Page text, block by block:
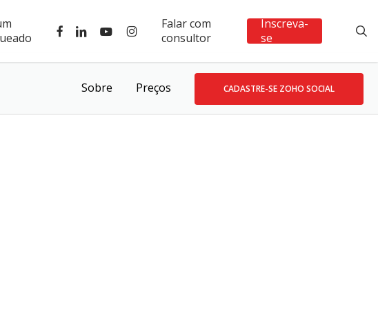
Falar com
consultor
Inscreva-
se
facebooklinkedinyoutubeinstagram
Sobre Preços CADASTRE-SE ZOHO SOCIAL